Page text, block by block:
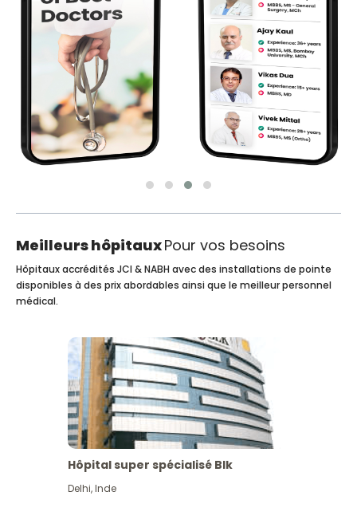
Meilleurs hôpitauxPour vos besoins
Hôpitaux accrédités JCI & NABH avec des installations de pointe
disponibles à des prix abordables ainsi que le meilleur personnel
médical.
Hôpital super spécialisé Blk
Delhi,Inde